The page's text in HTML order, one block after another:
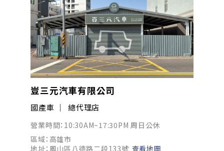
豈三元汽車有限公司
國產車 總代理店
營業時間：10:30AM~17:30PM 周日公休
區域：高雄市
地址：鳳山區八德路二段133號 查看地圖